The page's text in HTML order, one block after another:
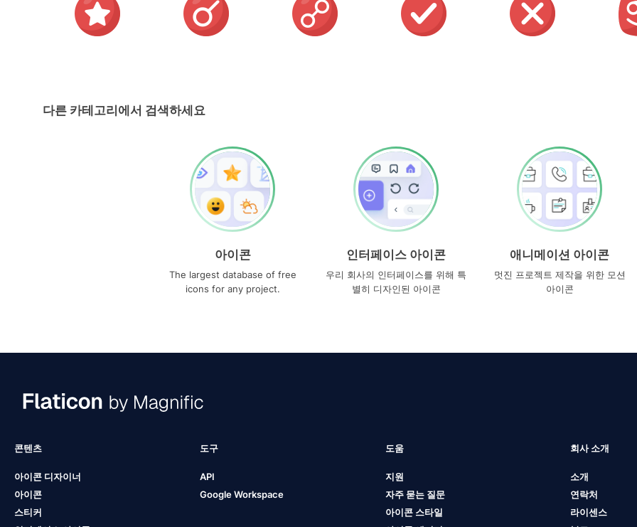
다른 카테고리에서 검색하세요
아이콘
The largest database of free
icons for any project.
인터페이스 아이콘
우리 회사의 인터페이스를 위해 특
별히 디자인된 아이콘
애니메이션 아이콘
멋진 프로젝트 제작을 위한 모션
아이콘
콘텐츠
아이콘 디자이너
아이콘
스티커
도구
API
Google Workspace
도움
지원
자주 묻는 질문
아이콘 스타일
회사 소개
소개
연락처
라이센스